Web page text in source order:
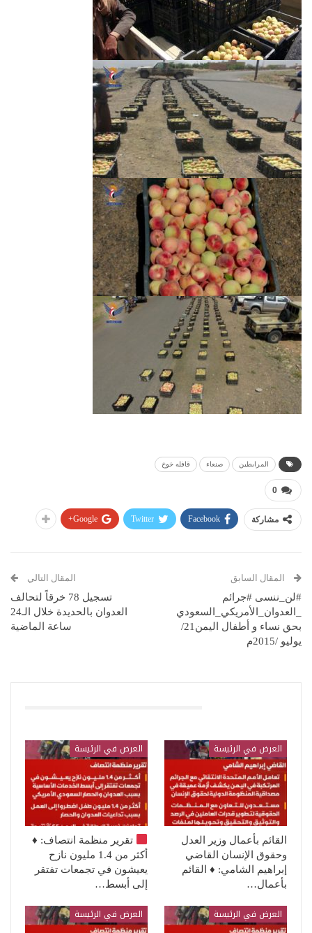
المرابطين صنعاء قافله خوخ
0
مشاركة Facebook
Twitter
Google+
المقال السابق
#لن_ننسى #جرائم
_العدوان_الأمريكي_السعودي
بحق نساء و أطفال اليمن21/
يوليو /2015م
المقال التالي
تسجيل 78 خرقاً لتحالف
العدوان بالحديدة خلال الـ24
ساعة الماضية
العرض في الرئيسة
القائم بأعمال وزير العدل
وحقوق الإنسان القاضي
إبراهيم الشامي: ♦️ القائم
بأعمال…
العرض في الرئيسة
تقرير منظمة انتصاف: ♦️
أكثر من 1.4 مليون نازح
يعيشون في تجمعات تفتقر
إلى أبسط…
العرض في الرئيسة العرض في الرئيسة